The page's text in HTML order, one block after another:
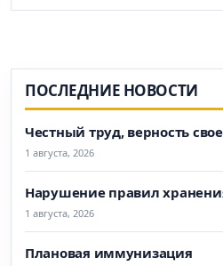
ПОСЛЕДНИЕ НОВОСТИ
Честный труд, верность
1 августа, 2026
Нарушение правил
1 августа, 2026
Плановая иммунизация